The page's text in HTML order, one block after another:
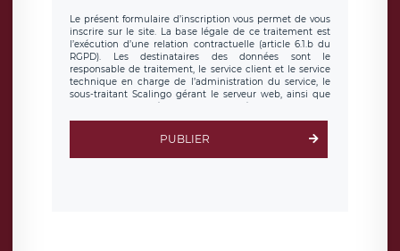
Le présent formulaire d’inscription vous permet de vous
inscrire sur le site. La base légale de ce traitement est
l’exécution d’une relation contractuelle (article 6.1.b du
RGPD). Les destinataires des données sont le
responsable de traitement, le service client et le service
technique en charge de l’administration du service, le
sous-traitant Scalingo gérant le serveur web, ainsi que
toute personne légalement autorisée. Le formulaire
d’inscription est hébergé sur un serveur hébergé par
clauses de
protection conformes au RGPD
. Les données collectées
sont conservées jusqu’à ce que l’Internaute en sollicite la
PUBLIER